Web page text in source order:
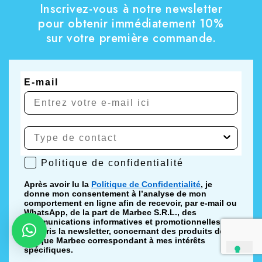
Inscrivez-vous à notre newsletter
pour obtenir immédiatement 10%
sur votre première commande.
E-mail
Politique de confidentialité
Politique de confidentialité
Après avoir lu la Politique de Confidentialité, je
donne mon consentement à l’analyse de mon
comportement en ligne afin de recevoir, par e-mail ou
WhatsApp, de la part de Marbec S.R.L., des
communications informatives et promotionnelles, y
compris la newsletter, concernant des produits de la
marque Marbec correspondant à mes intérêts
spécifiques.